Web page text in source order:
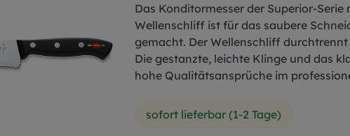
Das Konditormesser der Superior-
Wellenschliff ist für das saubere
gemacht. Der Wellenschliff
Die gestanzte, leichte Klinge und das
hohe Qualitätsansprüche im
sofort lieferbar (1-2 Tage)